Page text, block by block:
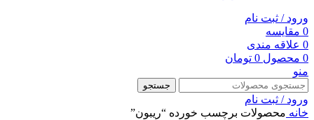
ورود / ثبت نام
0 مقایسه
0 علاقه مندی
0 محصول 0 تومان
منو
جستجو
ورود / ثبت نام
خانه محصولات برچسب خورده “ریبون”